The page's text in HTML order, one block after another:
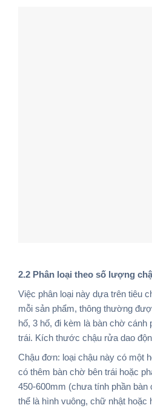
2.2 Phân loại theo số lượng
Việc phân loại này dựa trên tiêu
mỗi sản phẩm, thông thường
hố, 3 hố, đi kèm là bàn chờ cánh
trái. Kích thước chậu rửa dao
Chậu đơn: loại chậu này có một
có thêm bàn chờ bên trái hoặc
450-600mm (chưa tính phần
thể là hình vuông, chữ nhật hoặc